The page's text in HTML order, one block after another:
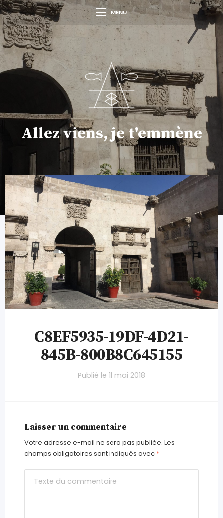
MENU
Allez viens, je t'emmène
C8EF5935-19DF-4D21-
845B-800B8C645155
Publié le 11 mai 2018
Laisser un commentaire
Votre adresse e-mail ne sera pas publiée. Les
champs obligatoires sont indiqués avec *